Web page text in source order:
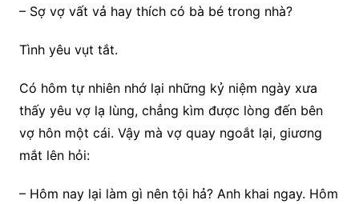
– Sợ vợ vất vả hay thích có bà bé trong nhà?
Tình yêu vụt tắt.
Có hôm tự nhiên nhớ lại những kỷ niệm ngày xưa
thấy yêu vợ lạ lùng, chẳng kìm được lòng đến bên
vợ hôn một cái. Vậy mà vợ quay ngoắt lại, giương
mắt lên hỏi:
– Hôm nay lại làm gì nên tội hả? Anh khai ngay. Hôm